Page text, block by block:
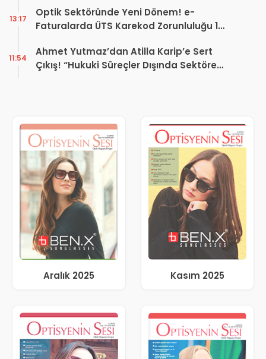
Optik Sektöründe Yeni Dönem! e-
Faturalarda ÜTS Karekod Zorunluluğu 1
13:17
Ahmet Yutmaz’dan Atilla Karip’e Sert
Çıkış! “Hukuki Süreçler Dışında Sektöre
11:54
Aralık 2025 Kasım 2025